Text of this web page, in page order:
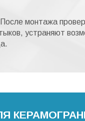
После монтажа
устраняют